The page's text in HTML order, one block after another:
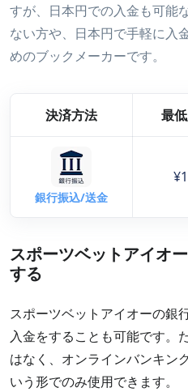
すが、日本円での入金も可能
ない方や、日本円で手軽に入
めのブックメーカーです。
決済方法 最
銀行振込/送金
スポーツベットアイオ
する
スポーツベットアイオーの銀
入金をすることも可能です。
はなく、オンラインバンキン
いう形でのみ使用できます。